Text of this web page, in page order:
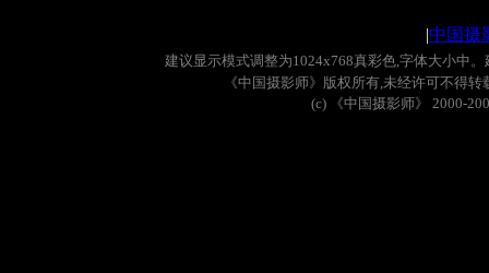
|中国摄
建议显示模式调整为1024x768真彩色,字体大小中。
《中国摄影师》版权所有,未经许可不得转
(c)
《中国摄影师》 2000-200